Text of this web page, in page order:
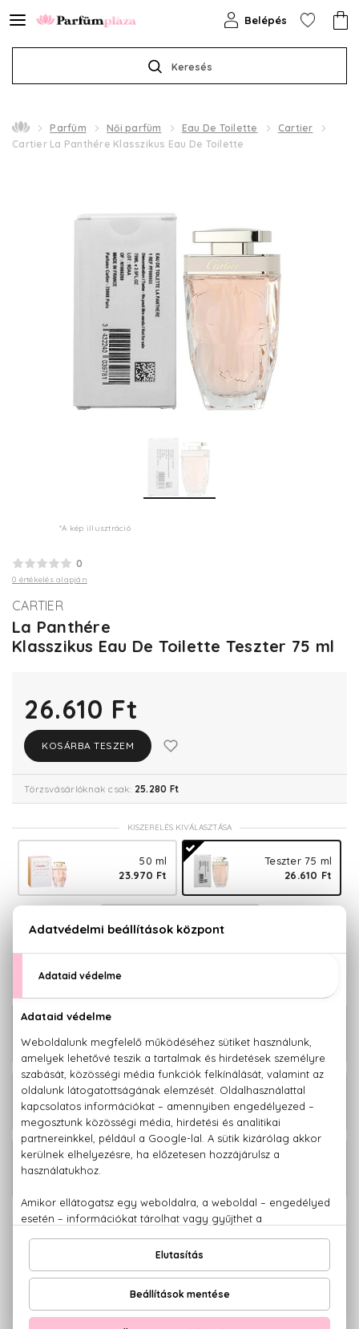
Keresés
Belépés
Parfüm Női parfüm Eau De Toilette
Cartier
Cartier La Panthére Klasszikus Eau De Toilette
*A kép illusztráció
0
0 értékelés alapján
CARTIER
La Panthére
Klasszikus Eau De Toilette Teszter 75 ml
26.610 Ft
KOSÁRBA TESZEM
Törzsvásárlóknak csak: 25.280 Ft
KISZERELÉS KIVÁLASZTÁSA
50 ml
23.970 Ft
Teszter 75 ml
26.610 Ft
75 ml
La Panthére Parfum
30.080 Ft -
30.520 Ft -
100% eredeti termékek,14 napos visszaküldési garanciával
Kérdésed van, elakadtál? Hívd ügyfélszolgálatunkat:+36 20